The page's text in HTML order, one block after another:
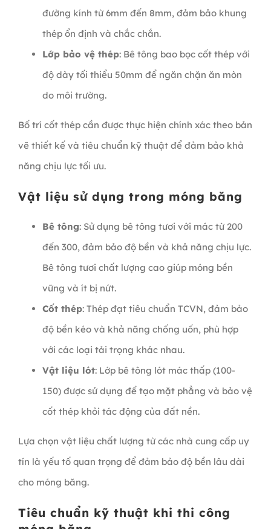
đường kính từ 6mm đến 8mm, đảm bảo khung
thép ổn định và chắc chắn.
Lớp bảo vệ thép: Bê tông bao bọc cốt thép với
độ dày tối thiểu 50mm để ngăn chặn ăn mòn
do môi trường.
Bố trí cốt thép cần được thực hiện chính xác theo bản
vẽ thiết kế và tiêu chuẩn kỹ thuật để đảm bảo khả
năng chịu lực tối ưu.
Vật liệu sử dụng trong móng băng
Bê tông: Sử dụng bê tông tươi với mác từ 200
đến 300, đảm bảo độ bền và khả năng chịu lực.
Bê tông tươi chất lượng cao giúp móng bền
vững và ít bị nứt.
Cốt thép: Thép đạt tiêu chuẩn TCVN, đảm bảo
độ bền kéo và khả năng chống uốn, phù hợp
với các loại tải trọng khác nhau.
Vật liệu lót: Lớp bê tông lót mác thấp (100-
150) được sử dụng để tạo mặt phẳng và bảo vệ
cốt thép khỏi tác động của đất nền.
Lựa chọn vật liệu chất lượng từ các nhà cung cấp uy
tín là yếu tố quan trọng để đảm bảo độ bền lâu dài
cho móng băng.
Tiêu chuẩn kỹ thuật khi thi công